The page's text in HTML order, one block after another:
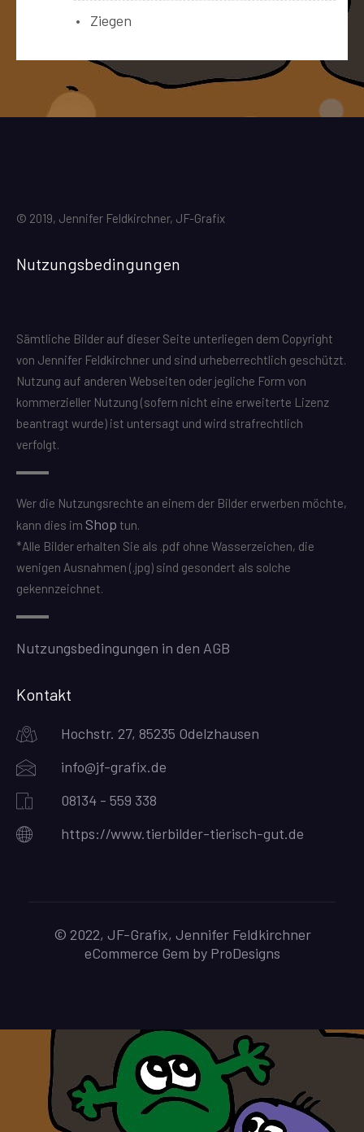
Ziegen
© 2019, Jennifer Feldkirchner, JF-Grafix
Nutzungsbedingungen
Sämtliche Bilder auf dieser Seite unterliegen dem Copyright
von Jennifer Feldkirchner und sind urheberrechtlich geschützt.
Nutzung auf anderen Webseiten oder jegliche Form von
kommerzieller Nutzung (sofern nicht eine erweiterte Lizenz
beantragt wurde) ist untersagt und wird strafrechtlich
verfolgt.
Wer die Nutzungsrechte an einem der Bilder erwerben möchte,
kann dies im Shop tun.
*Alle Bilder erhalten Sie als .pdf ohne Wasserzeichen, die
wenigen Ausnahmen (.jpg) sind gesondert als solche
gekennzeichnet.
Nutzungsbedingungen in den AGB
Kontakt
Hochstr. 27, 85235 Odelzhausen
info@jf-grafix.de
08134 - 559 338
https://www.tierbilder-tierisch-gut.de
© 2022, JF-Grafix, Jennifer Feldkirchner
eCommerce Gem by ProDesigns